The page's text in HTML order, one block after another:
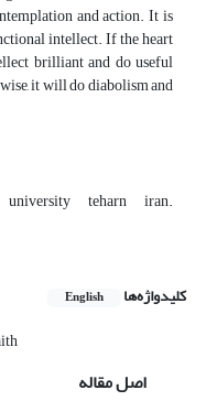
and action. It is
intellect. If the heart
brilliant and do useful
it will do diabolism and
teharn iran.
کلیدواژه‌ها English
اصل مقاله